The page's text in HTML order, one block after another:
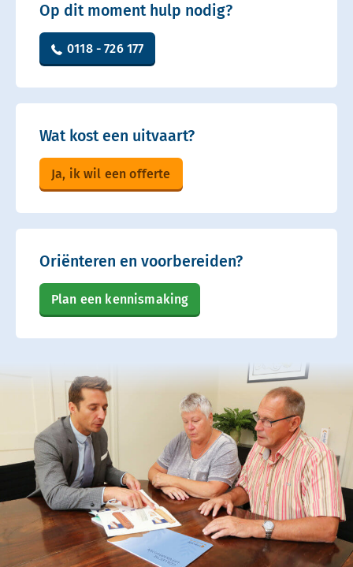
Op dit moment hulp nodig?
0118 - 726 177
Wat kost een uitvaart?
Ja, ik wil een offerte
Oriënteren en voorbereiden?
Plan een kennismaking